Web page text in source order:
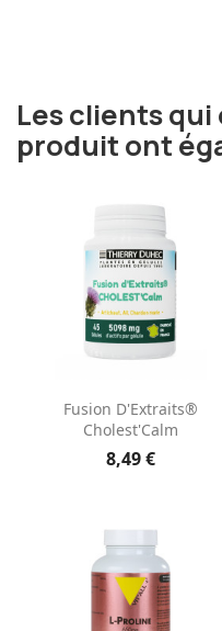
Les clients
produit ont
Fusion D'Extraits®
Cholest'Calm
8,49 €